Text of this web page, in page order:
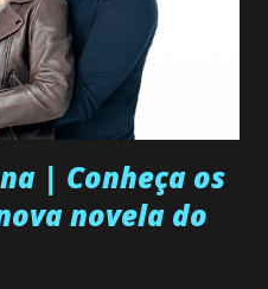
| Conheça os
novela do